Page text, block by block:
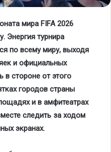
мира FIFA 2026
Энергия турнира
по всему миру, выходя
и официальных
в стороне от этого
городов страны
и в амфитеатрах
следить за ходом
экранах.